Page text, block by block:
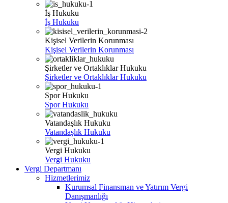
İş Hukuku
İş Hukuku
Kişisel Verilerin Korunması
Kişisel Verilerin Korunması
Şirketler ve Ortaklıklar Hukuku
Şirketler ve Ortaklıklar Hukuku
Spor Hukuku
Spor Hukuku
Vatandaşlık Hukuku
Vatandaşlık Hukuku
Vergi Hukuku
Vergi Hukuku
Vergi Departmanı
Hizmetlerimiz
Kurumsal Finansman ve Yatırım Vergi
Danışmanlığı